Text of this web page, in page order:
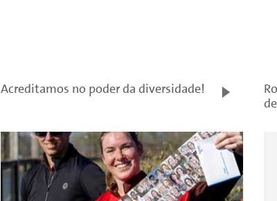
Acreditamos no poder da diversidade!